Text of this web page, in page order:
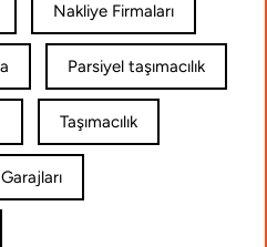
Nakliye Firmaları
Parsiyel taşımacılık
Taşımacılık